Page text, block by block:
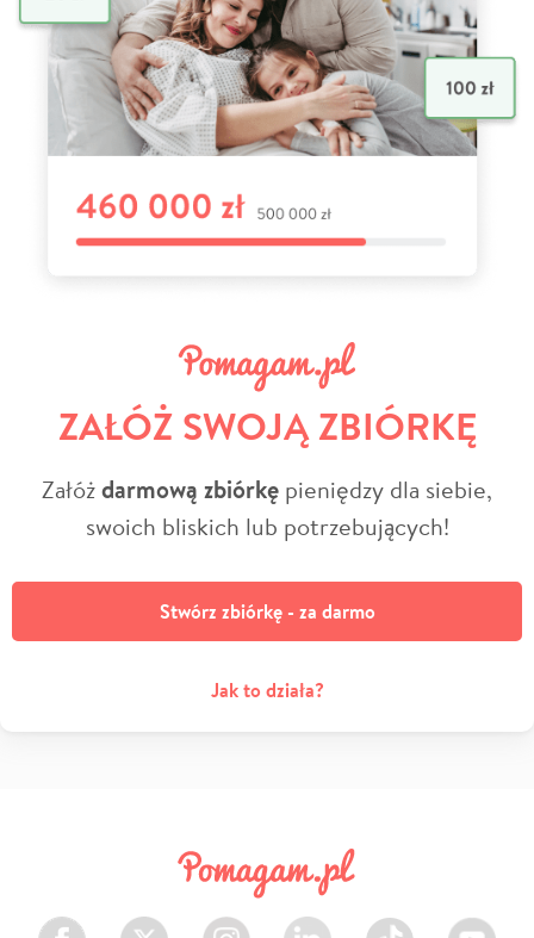
ZAŁÓŻ SWOJĄ ZBIÓRKĘ
Załóżdarmową zbiórkę pieniędzy dla siebie,
swoich bliskich lub potrzebujących!
Stwórz zbiórkę - za darmo
Jak to działa?
Facebook Twitter Instagram LinkedIn TikTok Youtube